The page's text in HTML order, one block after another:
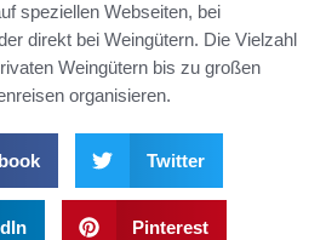
speziellen Webseiten, bei
direkt bei Weingütern. Die Vielzahl
Weingütern bis zu großen
organisieren.
Twitter
Pinterest